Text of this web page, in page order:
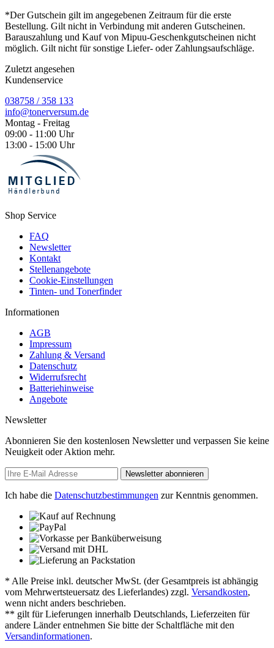
*Der Gutschein gilt im angegebenen Zeitraum für die erste
Bestellung. Gilt nicht in Verbindung mit anderen Gutscheinen.
Barauszahlung und Kauf von Mipuu-Geschenkgutscheinen nicht
möglich. Gilt nicht für sonstige Liefer- oder Zahlungsaufschläge.
Zuletzt angesehen
Kundenservice
038758 / 358 133
info@tonerversum.de
Montag - Freitag
09:00 - 11:00 Uhr
13:00 - 15:00 Uhr
Shop Service
FAQ
Newsletter
Kontakt
Stellenangebote
Cookie-Einstellungen
Tinten- und Tonerfinder
Informationen
AGB
Impressum
Zahlung & Versand
Datenschutz
Widerrufsrecht
Batteriehinweise
Angebote
Newsletter
Abonnieren Sie den kostenlosen Newsletter und verpassen Sie keine
Neuigkeit oder Aktion mehr.
Newsletter abonnieren
Ich habe die Datenschutzbestimmungen zur Kenntnis genommen.
* Alle Preise inkl. deutscher MwSt. (der Gesamtpreis ist abhängig
vom Mehrwertsteuersatz des Lieferlandes) zzgl. Versandkosten,
wenn nicht anders beschrieben.
** gilt für Lieferungen innerhalb Deutschlands, Lieferzeiten für
andere Länder entnehmen Sie bitte der Schaltfläche mit den
Versandinformationen.